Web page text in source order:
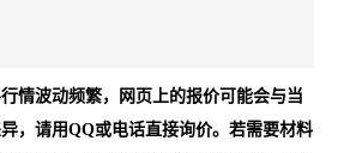
情波动频繁，网页上的报价可能会与当
，请用QQ或电话直接询价。若需要材料